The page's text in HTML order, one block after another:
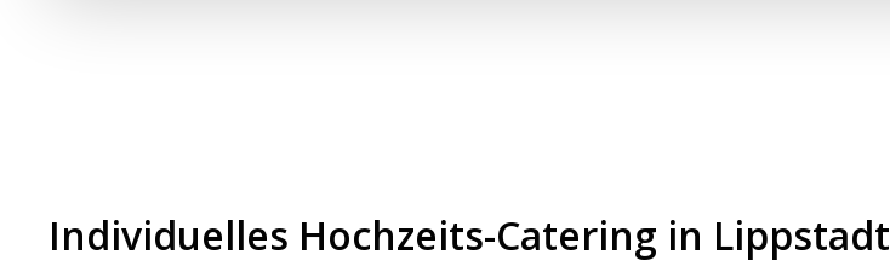
Individuelles Hochzeits-Catering in Lippstadt